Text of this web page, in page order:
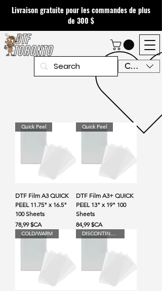
CAD (C$)
Livraison gratuite pour les commandes de plus
de 300 $
Quick Peel
DTF Film A3 QUICK
PEEL 11.75" x 16.5"
100 Sheets
Prix
78,99 $CA
Quick Peel
DTF Film A3+ QUICK
PEEL 13" x 19" 100
Sheets
Prix
84,99 $CA
COLD/WARM DISCONTINUED